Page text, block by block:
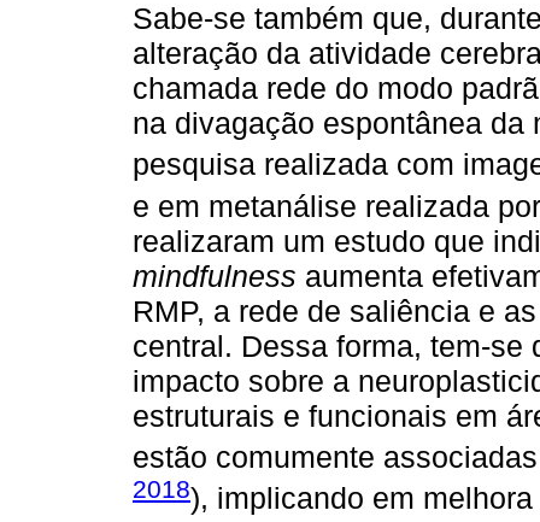
Sabe-se também que,
alteração da atividade
chamada rede do modo
na divagação espontânea da
pesquisa realizada com
e em metanálise realizada
realizaram um estudo que
mindfulness aumenta
RMP, a rede de saliência e
central. Dessa forma, tem-
impacto sobre a
estruturais e funcionais em
estão comumente
2018), implicando em